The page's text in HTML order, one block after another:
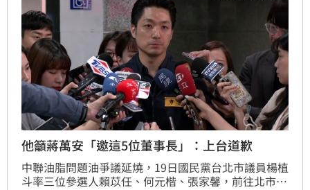
他籲蔣萬安「邀這5位董事長」：上台道歉
中聯油脂問題油爭議延燒，19日國民黨台北市議員楊植
斗率三位參選人賴苡任、何元楷、張家馨，前往北市中